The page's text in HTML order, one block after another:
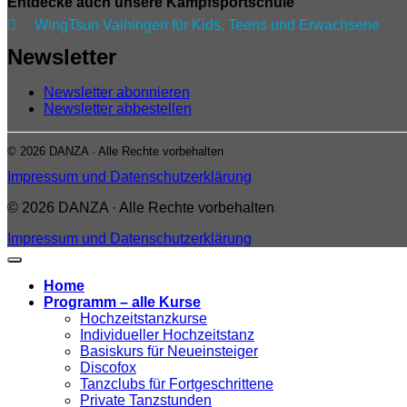

WingTsun Vaihingen für Kids, Teens und Erwachsene
Newsletter
Newsletter abonnieren
Newsletter abbestellen
© 2026 DANZA · Alle Rechte vorbehalten
Impressum und Datenschutzerklärung
© 2026 DANZA · Alle Rechte vorbehalten
Impressum und Datenschutzerklärung
Home
Programm – alle Kurse
Hochzeitstanzkurse
Individueller Hochzeitstanz
Basiskurs für Neueinsteiger
Discofox
Tanzclubs für Fortgeschrittene
Private Tanzstunden